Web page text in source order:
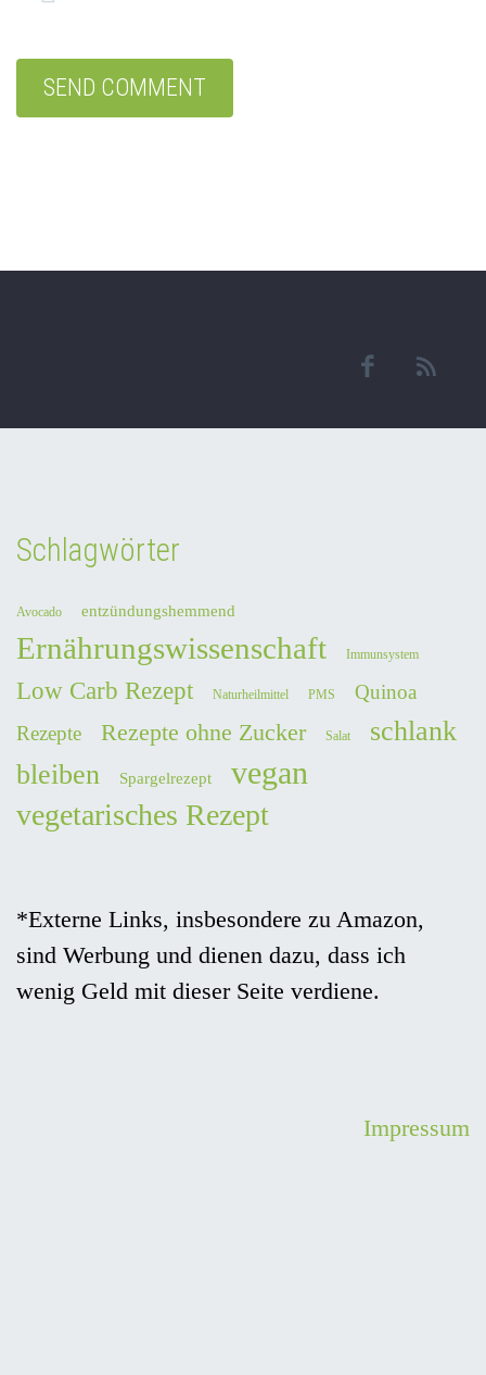
Schlagwörter
Avocado entzündungshemmend
Ernährungswissenschaft Immunsystem
Low Carb Rezept Naturheilmittel PMS
Quinoa
Rezepte
Rezepte ohne Zucker Salat
schlank
bleiben
Spargelrezept vegan
vegetarisches Rezept
*Externe Links, insbesondere zu Amazon,
sind Werbung und dienen dazu, dass ich
wenig Geld mit dieser Seite verdiene.
Impressum